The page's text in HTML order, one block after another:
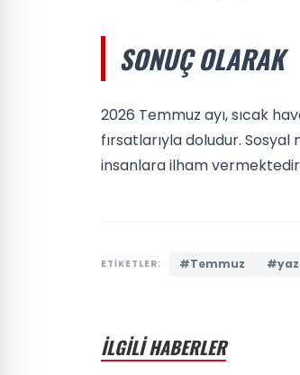
SONUÇ OLARAK
2026 Temmuz ayı, sıcak
fırsatlarıyla doludur.
insanlara ilham
ETİKETLER: #Temmuz
İLGİLİ HABERLER